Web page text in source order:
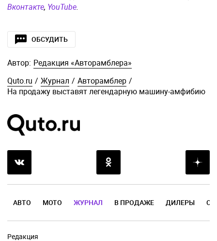
Вконтакте, YouTube.
ОБСУДИТЬ
Автор: Редакция «Авторамблера»
Quto.ru / Журнал / Авторамблер /
На продажу выставят легендарную машину-амфибию
АВТО МОТО ЖУРНАЛ В ПРОДАЖЕ ДИЛЕРЫ
Редакция